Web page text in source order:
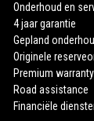
Onderhoud en
4 jaar garantie
Gepland
Originele
Premium warranty
Road assistance
Financiële